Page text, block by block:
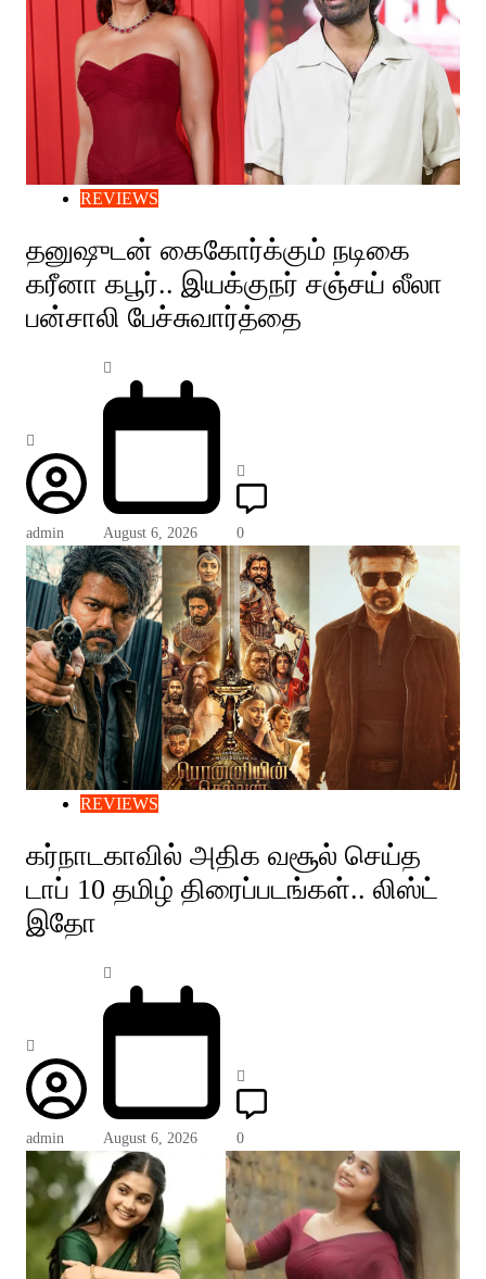
REVIEWS
தனுஷுடன் கைகோர்க்கும் நடிகை
கரீனா கபூர்.. இயக்குநர் சஞ்சய் லீலா
பன்சாலி பேச்சுவார்த்தை
admin August 6, 2026 0
REVIEWS
கர்நாடகாவில் அதிக வசூல் செய்த
டாப் 10 தமிழ் திரைப்படங்கள்.. லிஸ்ட்
இதோ
admin August 6, 2026 0